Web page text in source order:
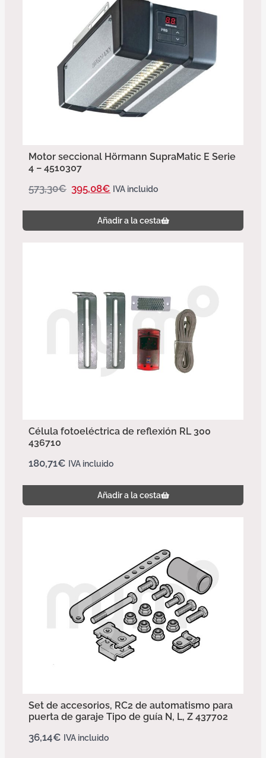
Motor seccional Hörmann SupraMatic E Serie
4 – 4510307
573,30€ 395,08€ IVA incluido
Añadir a la cesta
Célula fotoeléctrica de reflexión RL 300
436710
180,71€ IVA incluido
Añadir a la cesta
Set de accesorios, RC2 de automatismo para
puerta de garaje Tipo de guía N, L, Z 437702
36,14€ IVA incluido